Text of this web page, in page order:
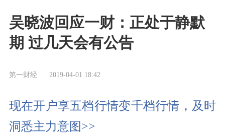
吴晓波回应一财：正处于静默
期 过几天会有公告
第一财经 2019-04-01 18:42
现在开户享五档行情变千档行情，及时
洞悉主力意图>>